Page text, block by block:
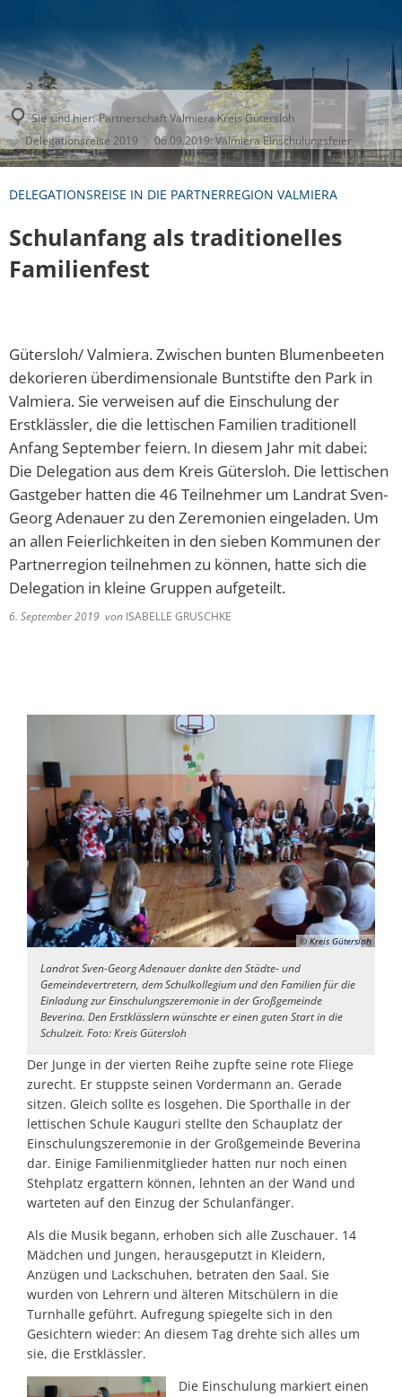
Sie sind hier: Partnerschaft Valmiera Kreis Gütersloh
Delegationsreise 2019
06.09.2019: Valmiera Einschulungsfeier
DELEGATIONSREISE IN DIE PARTNERREGION VALMIERA
Schulanfang als traditionelles
Familienfest
Gütersloh/ Valmiera. Zwischen bunten Blumenbeeten
dekorieren überdimensionale Buntstifte den Park in
Valmiera. Sie verweisen auf die Einschulung der
Erstklässler, die die lettischen Familien traditionell
Anfang September feiern. In diesem Jahr mit dabei:
Die Delegation aus dem Kreis Gütersloh. Die lettischen
Gastgeber hatten die 46 Teilnehmer um Landrat Sven-
Georg Adenauer zu den Zeremonien eingeladen. Um
an allen Feierlichkeiten in den sieben Kommunen der
Partnerregion teilnehmen zu können, hatte sich die
Delegation in kleine Gruppen aufgeteilt.
6. September 2019 von ISABELLE GRUSCHKE
© Kreis Gütersloh
Landrat Sven-Georg Adenauer dankte den Städte- und
Gemeindevertretern, dem Schulkollegium und den Familien für die
Einladung zur Einschulungszeremonie in der Großgemeinde
Beverina. Den Erstklässlern wünschte er einen guten Start in die
Schulzeit. Foto: Kreis Gütersloh
Der Junge in der vierten Reihe zupfte seine rote Fliege
zurecht. Er stuppste seinen Vordermann an. Gerade
sitzen. Gleich sollte es losgehen. Die Sporthalle in der
lettischen Schule Kauguri stellte den Schauplatz der
Einschulungszeremonie in der Großgemeinde Beverina
dar. Einige Familienmitglieder hatten nur noch einen
Stehplatz ergattern können, lehnten an der Wand und
warteten auf den Einzug der Schulanfänger.
Als die Musik begann, erhoben sich alle Zuschauer. 14
Mädchen und Jungen, herausgeputzt in Kleidern,
Anzügen und Lackschuhen, betraten den Saal. Sie
wurden von Lehrern und älteren Mitschülern in die
Turnhalle geführt. Aufregung spiegelte sich in den
Gesichtern wieder: An diesem Tag drehte sich alles um
sie, die Erstklässler.
Die Einschulung markiert einen